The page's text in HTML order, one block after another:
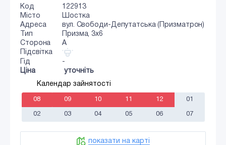
Код
122913
Місто
Шостка
Адреса
вул. Свободи-Депутатська (Призматрон)
Тип
Призма, 3х6
Сторона
A
Підсвітка
Гід
-
Ціна
уточніть
Календар зайнятості
08 09 10 11 12 01
02 03 04 05 06 07
показати на карті